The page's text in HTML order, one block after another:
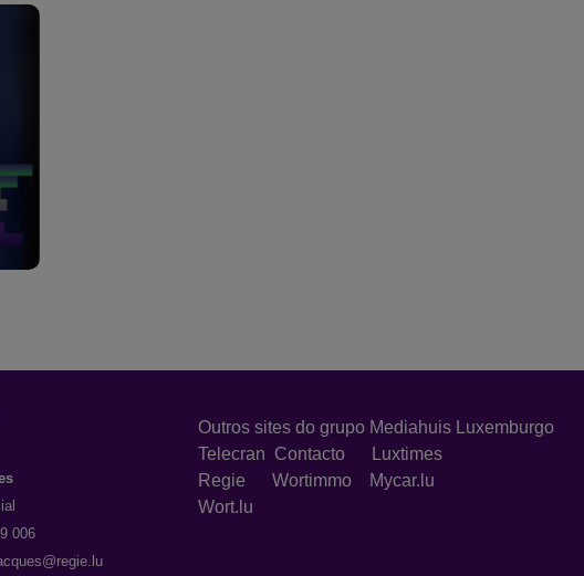
006
Outros sites do grupo Mediahuis Luxemburgo
Telecran Contacto
Luxtimes
Regie Wortimmo
Mycar.lu
Wort.lu